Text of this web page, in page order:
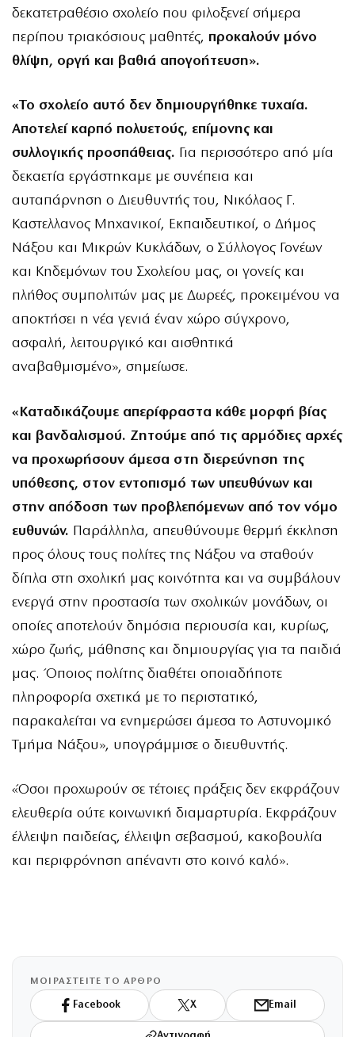
δεκατετραθέσιο σχολείο που φιλοξενεί σήμερα
περίπου τριακόσιους μαθητές, προκαλούν μόνο
θλίψη, οργή και βαθιά απογοήτευση».
«Το σχολείο αυτό δεν δημιουργήθηκε τυχαία.
Αποτελεί καρπό πολυετούς, επίμονης και
συλλογικής προσπάθειας. Για περισσότερο από μία
δεκαετία εργάστηκαμε με συνέπεια και
αυταπάρνηση ο Διευθυντής του, Νικόλαος Γ.
Καστελλανος Μηχανικοί, Εκπαιδευτικοί, ο Δήμος
Νάξου και Μικρών Κυκλάδων, ο Σύλλογος Γονέων
και Κηδεμόνων του Σχολείου μας, οι γονείς και
πλήθος συμπολιτών μας με Δωρεές, προκειμένου να
αποκτήσει η νέα γενιά έναν χώρο σύγχρονο,
ασφαλή, λειτουργικό και αισθητικά
αναβαθμισμένο», σημείωσε.
«Καταδικάζουμε απερίφραστα κάθε μορφή βίας
και βανδαλισμού. Ζητούμε από τις αρμόδιες αρχές
να προχωρήσουν άμεσα στη διερεύνηση της
υπόθεσης, στον εντοπισμό των υπευθύνων και
στην απόδοση των προβλεπόμενων από τον νόμο
ευθυνών. Παράλληλα, απευθύνουμε θερμή έκκληση
προς όλους τους πολίτες της Νάξου να σταθούν
δίπλα στη σχολική μας κοινότητα και να συμβάλουν
ενεργά στην προστασία των σχολικών μονάδων, οι
οποίες αποτελούν δημόσια περιουσία και, κυρίως,
χώρο ζωής, μάθησης και δημιουργίας για τα παιδιά
μας. Όποιος πολίτης διαθέτει οποιαδήποτε
πληροφορία σχετικά με το περιστατικό,
παρακαλείται να ενημερώσει άμεσα το Αστυνομικό
Τμήμα Νάξου», υπογράμμισε ο διευθυντής.
«Όσοι προχωρούν σε τέτοιες πράξεις δεν εκφράζουν
ελευθερία ούτε κοινωνική διαμαρτυρία. Εκφράζουν
έλλειψη παιδείας, έλλειψη σεβασμού, κακοβουλία
και περιφρόνηση απέναντι στο κοινό καλό».
ΜΟΙΡΑΣΤΕΙΤΕ ΤΟ ΑΡΘΡΟ
Facebook X Email